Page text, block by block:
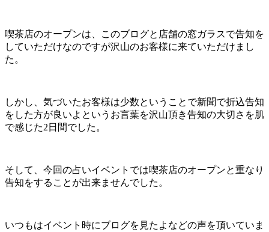
喫茶店のオープンは、このブログと店舗の窓ガラスで告知を
していただけなのですが沢山のお客様に来ていただけまし
た。
しかし、気づいたお客様は少数ということで新聞で折込告知
をした方が良いよというお言葉を沢山頂き告知の大切さを肌
で感じた2日間でした。
そして、今回の占いイベントでは喫茶店のオープンと重なり
告知をすることが出来ませんでした。
いつもはイベント時にブログを見たよなどの声を頂いていま